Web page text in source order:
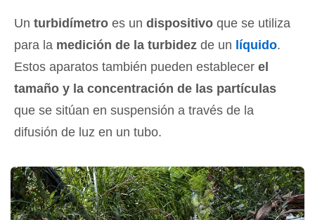
Un turbidímetro es un dispositivo que se utiliza
para la medición de la turbidez de un líquido.
Estos aparatos también pueden establecer el
tamaño y la concentración de las partículas
que se sitúan en suspensión a través de la
difusión de luz en un tubo.